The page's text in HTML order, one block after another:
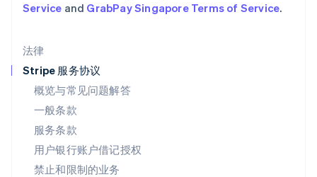
法律
Stripe 服务协议
概览与常见问题解答
一般条款
服务条款
用户银行账户借记授权
禁止和限制的业务
Service and GrabPay Singapore Terms of Service.
美国
Español
挪威
葡萄牙
Português
日本
日本語English
瑞典
SvenskaEnglish